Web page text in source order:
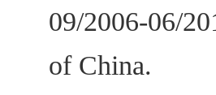
09/2006-06/
of China.